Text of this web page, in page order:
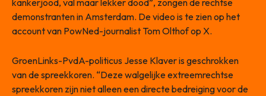
demonstranten in Amsterdam. De video is te zien op het
account van PowNed-journalist Tom Olthof op X.
GroenLinks-PvdA-politicus Jesse Klaver is geschrokken
van de spreekkoren. “Deze walgelijke extreemrechtse
spreekkoren zijn niet alleen een directe bedreiging voor de